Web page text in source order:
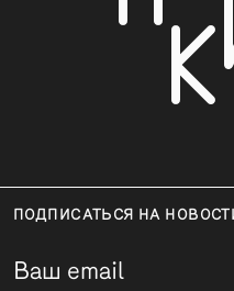
ПОДПИСАТЬСЯ НА